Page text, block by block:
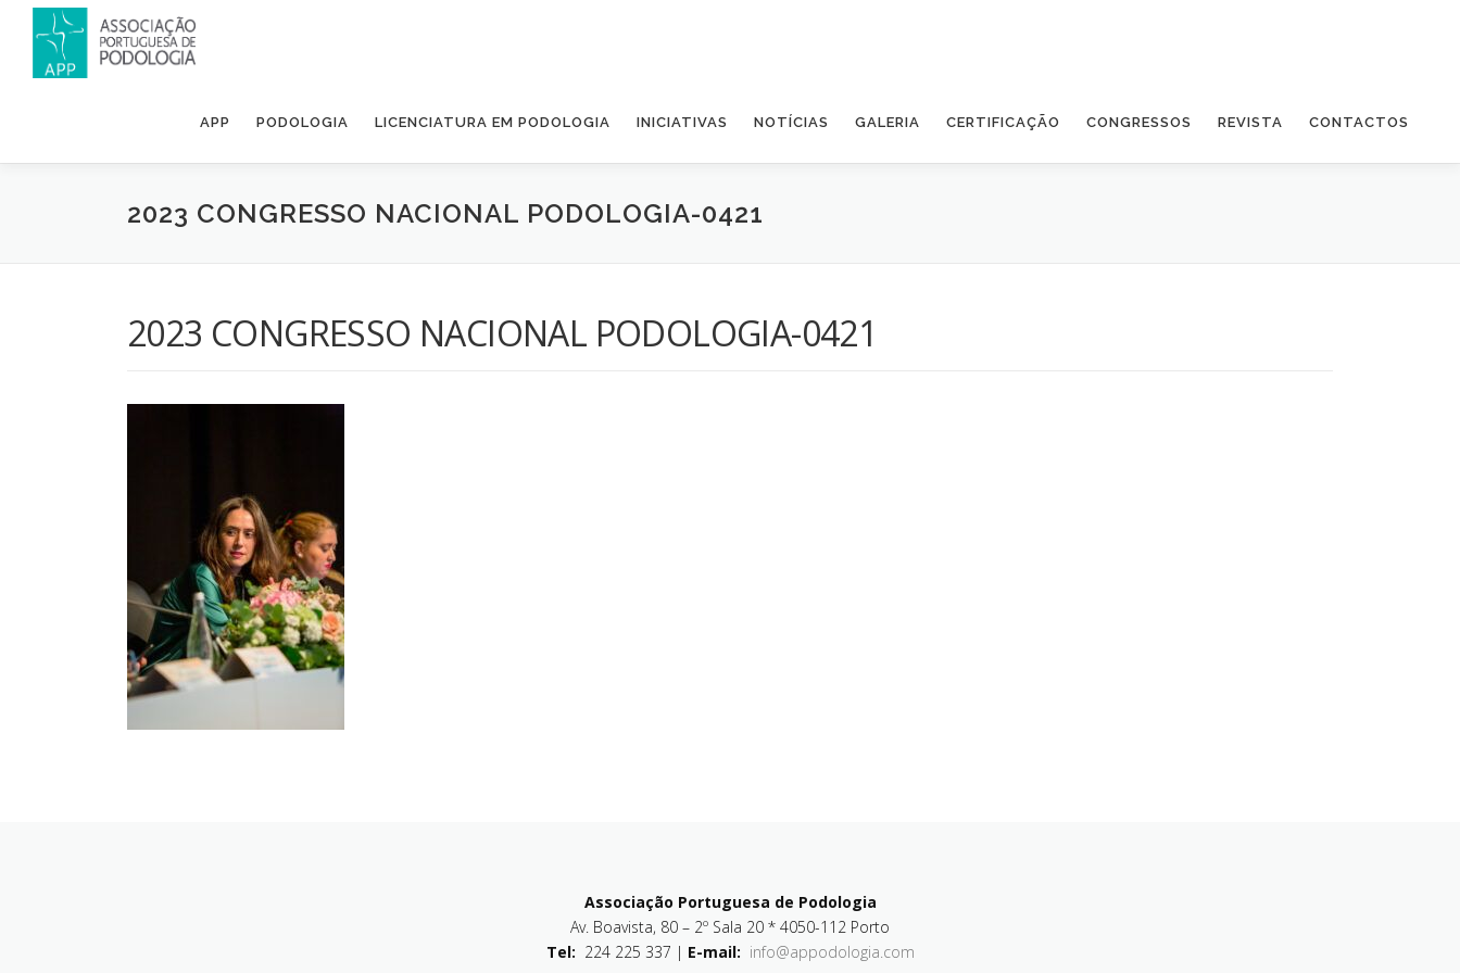
APP PODOLOGIA LICENCIATURA EM PODOLOGIA INICIATIVAS NOTÍCIAS GALERIA CERTIFICAÇÃO CONGRESSOS REVISTA CONTACTOS
2023 CONGRESSO NACIONAL PODOLOGIA-0421
2023 CONGRESSO NACIONAL PODOLOGIA-0421
Associação Portuguesa de Podologia
Av. Boavista, 80 – 2º Sala 20 * 4050-112 Porto
Tel: 224 225 337 | E-mail: info@appodologia.com